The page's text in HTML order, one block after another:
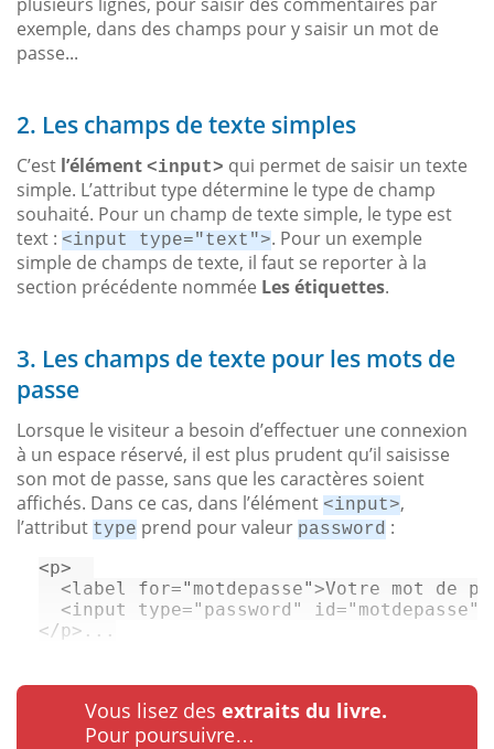
exemple, dans des champs pour y saisir un mot de
passe...
2. Les champs de texte simples
C’est l’élément <input> qui permet de saisir un texte
simple. L’attribut type détermine le type de champ
souhaité. Pour un champ de texte simple, le type est
text : <input type="text">. Pour un exemple
simple de champs de texte, il faut se reporter à la
section précédente nommée Les étiquettes.
3. Les champs de texte pour les mots de
passe
Lorsque le visiteur a besoin d’effectuer une connexion
à un espace réservé, il est plus prudent qu’il saisisse
son mot de passe, sans que les caractères soient
affichés. Dans ce cas, dans l’élément <input>,
l’attribut type prend pour valeur password :
<p>
<label for="motdepasse">Votre mot de
<input type="password" id="motdepasse"
</p> ...
Vous lisez des extraits du livre.
Pour poursuivre…